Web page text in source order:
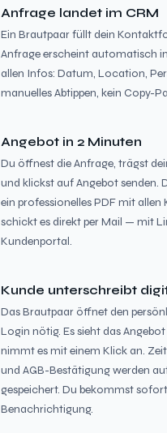
Anfrage landet im CRM
Ein Brautpaar füllt dein
Anfrage erscheint automatisch
allen Infos: Datum, Location,
manuelles Abtippen, kein Copy-
Angebot in 2 Minuten
Du öffnest die Anfrage, trägst
und klickst auf Angebot senden.
ein professionelles PDF mit allen
schickt es direkt per Mail — mit
Kundenportal.
Kunde unterschreibt
Das Brautpaar öffnet den
Login nötig. Es sieht das
nimmt es mit einem Klick an.
und AGB-Bestätigung werden
gespeichert. Du bekommst
Benachrichtigung.